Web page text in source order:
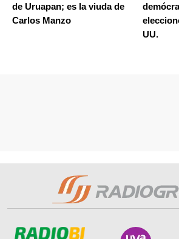
de Uruapan; es la viuda de
Carlos Manzo
UU.